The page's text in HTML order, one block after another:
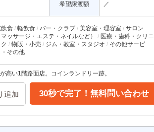
希望譲渡額
／
食 軽飲食 バー・クラブ 美容室・理容室
サロン
マッサージ・エステ・ネイルなど）
医療・歯科・クリニ
物販・小売 ジム・教室・スタジオ
その他サービ
・その他
高い1階路面店。コインランドリー跡。
追加 30秒で完了！無料問い合わせ